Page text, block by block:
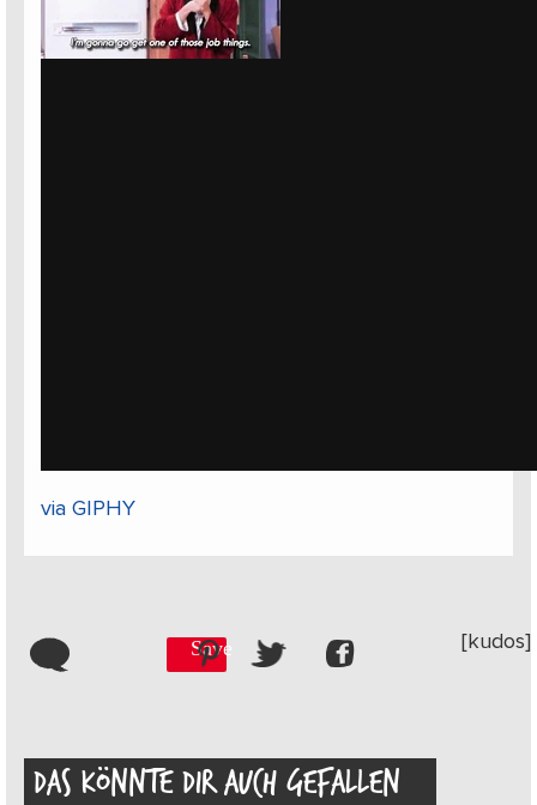
via GIPHY
Save [kudos]
DAS KÖNNTE DIR AUCH GEFALLEN